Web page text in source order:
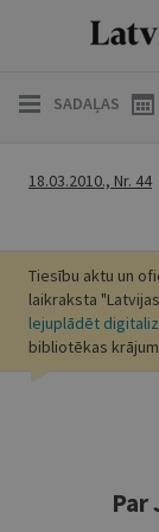
SADAĻAS
18.03.2010., Nr. 44
Tiesību aktu un
laikraksta
lejuplādēt
bibliotēkas
Par